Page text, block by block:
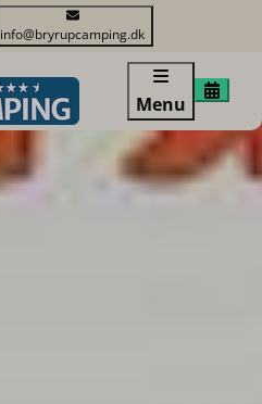
info@bryrupcamping.dk
Menu